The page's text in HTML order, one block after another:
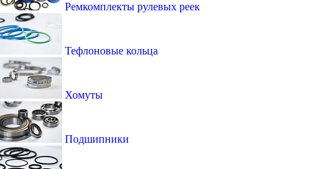
Ремкомплекты рулевых реек
Тефлоновые кольца
Хомуты
Подшипники